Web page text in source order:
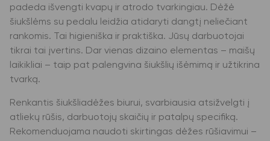
padeda išvengti kvapų ir atrodo tvarkingiau. Dėžė
šiukšlėms su pedalu leidžia atidaryti dangtį neliečiant
rankomis. Tai higieniška ir praktiška. Jūsų darbuotojai
tikrai tai įvertins. Dar vienas dizaino elementas – maišų
laikikliai – taip pat palengvina šiukšlių išėmimą ir užtikrina
tvarką.
Renkantis šiukšliadėžes biurui, svarbiausia atsižvelgti į
atliekų rūšis, darbuotojų skaičių ir patalpų specifiką.
Rekomenduojama naudoti skirtingas dėžes rūšiavimui –